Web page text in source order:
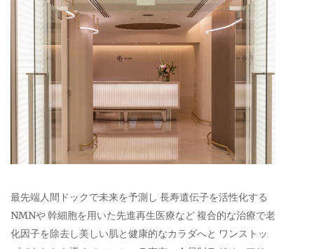
最先端人間ドックで未来を予測し 長寿遺伝子を活性化する
NMNや 幹細胞を用いた先進再生医療など 複合的な治療で老
化因子を除去し美しい肌と健康的なカラダへと ワンストッ